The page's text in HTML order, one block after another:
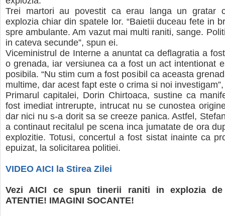
Trei martori au povestit ca erau langa un gratar
explozia chiar din spatele lor. “Baietii duceau fete in
spre ambulante. Am vazut mai multi raniti, sange.
in cateva secunde”, spun ei.
Viceministrul de Interne a anuntat ca deflagratia a
o grenada, iar versiunea ca a fost un act intentionat
posibila. “Nu stim cum a fost posibil ca aceasta
multime, dar acest fapt este o crima si noi
Primarul capitalei, Dorin Chirtoaca, sustine ca
fost imediat intrerupte, intrucat nu se cunostea
dar nici nu s-a dorit sa se creeze panica. Astfel,
a continaut recitalul pe scena inca jumatate de ora
explozitie. Totusi, concertul a fost sistat inainte ca
epuizat, la solicitarea politiei.
VIDEO AICI la Stirea Zilei
Vezi AICI ce spun tinerii raniti in explozia
ATENTIE! IMAGINI SOCANTE!